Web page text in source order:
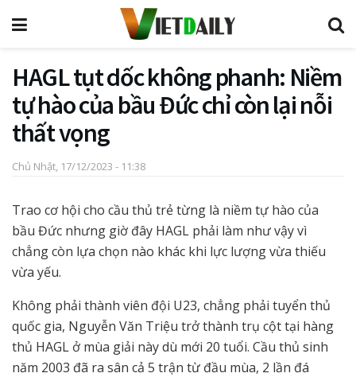
HAGL tụt dốc không phanh: Niềm
tự hào của bầu Đức chỉ còn lại nỗi
thất vọng
Chủ Nhật, 17/12/2023 - 11:38
Trao cơ hội cho cầu thủ trẻ từng là niềm tự hào của
bầu Đức nhưng giờ đây HAGL phải làm như vậy vì
chẳng còn lựa chọn nào khác khi lực lượng vừa thiếu
vừa yếu.
Không phải thành viên đội U23, chẳng phải tuyển thủ
quốc gia, Nguyễn Văn Triệu trở thành trụ cột tại hàng
thủ HAGL ở mùa giải này dù mới 20 tuổi. Cầu thủ sinh
năm 2003 đã ra sân cả 5 trận từ đầu mùa, 2 lần đá